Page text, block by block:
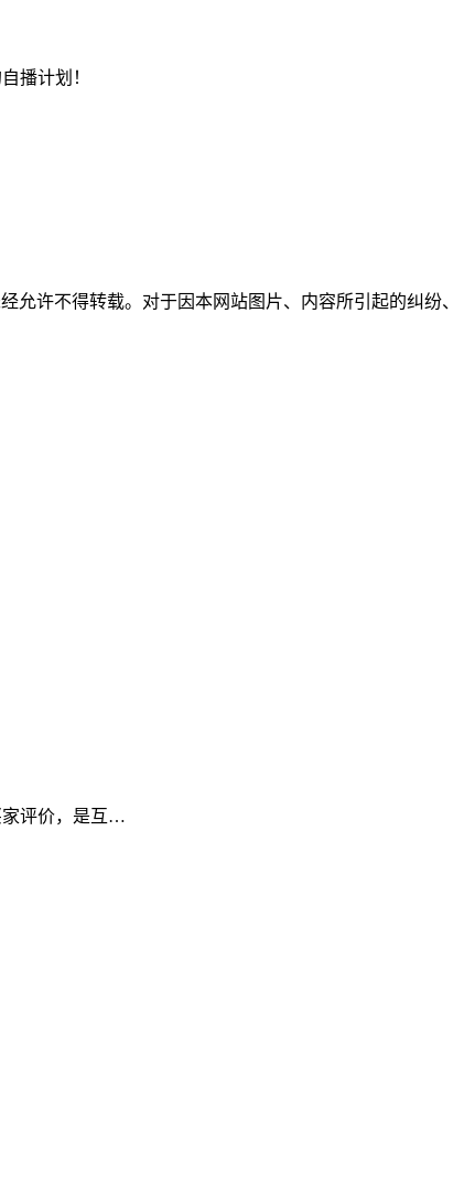
播计划！
允许不得转载。对于因本网站图片、内容所引起的纠纷、
家评价，是互…